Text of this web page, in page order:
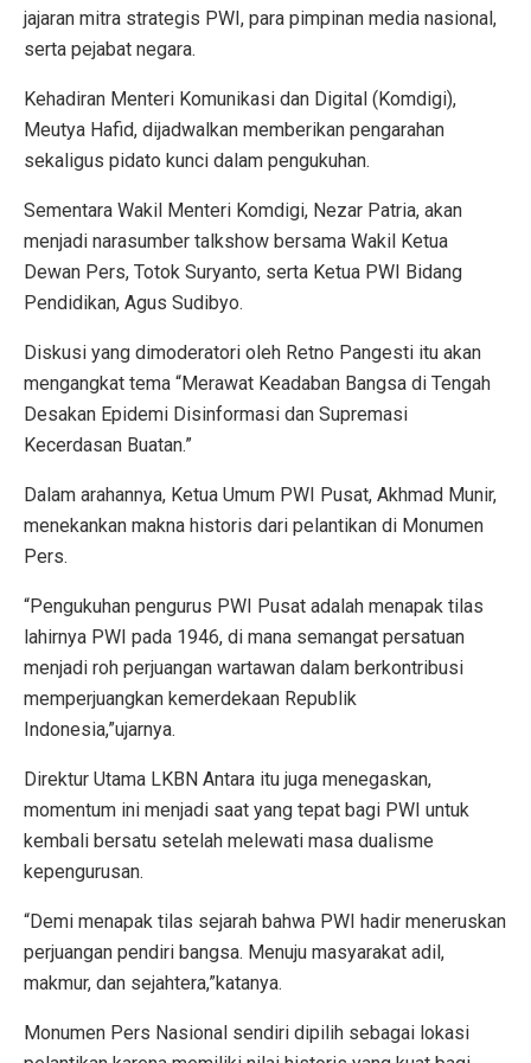
jajaran mitra strategis PWI, para pimpinan media nasional,
serta pejabat negara.
Kehadiran Menteri Komunikasi dan Digital (Komdigi),
Meutya Hafid, dijadwalkan memberikan pengarahan
sekaligus pidato kunci dalam pengukuhan.
Sementara Wakil Menteri Komdigi, Nezar Patria, akan
menjadi narasumber talkshow bersama Wakil Ketua
Dewan Pers, Totok Suryanto, serta Ketua PWI Bidang
Pendidikan, Agus Sudibyo.
Diskusi yang dimoderatori oleh Retno Pangesti itu akan
mengangkat tema “Merawat Keadaban Bangsa di Tengah
Desakan Epidemi Disinformasi dan Supremasi
Kecerdasan Buatan.”
Dalam arahannya, Ketua Umum PWI Pusat, Akhmad Munir,
menekankan makna historis dari pelantikan di Monumen
Pers.
“Pengukuhan pengurus PWI Pusat adalah menapak tilas
lahirnya PWI pada 1946, di mana semangat persatuan
menjadi roh perjuangan wartawan dalam berkontribusi
memperjuangkan kemerdekaan Republik
Indonesia,”ujarnya.
Direktur Utama LKBN Antara itu juga menegaskan,
momentum ini menjadi saat yang tepat bagi PWI untuk
kembali bersatu setelah melewati masa dualisme
kepengurusan.
“Demi menapak tilas sejarah bahwa PWI hadir meneruskan
perjuangan pendiri bangsa. Menuju masyarakat adil,
makmur, dan sejahtera,”katanya.
Monumen Pers Nasional sendiri dipilih sebagai lokasi